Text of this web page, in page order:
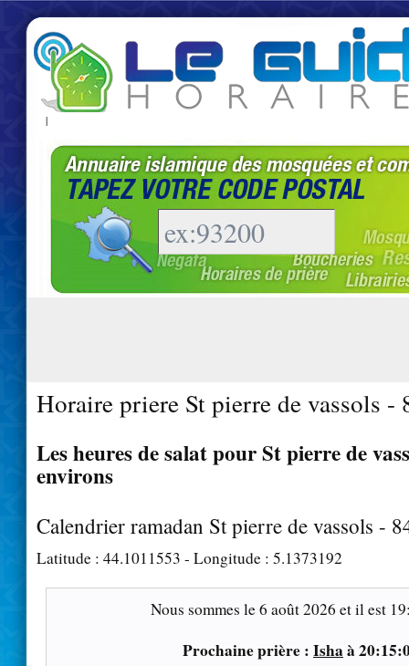
|
Horaire priere St pierre de vassols -
Les heures de salat pour St pierre de
environs
Calendrier ramadan St pierre de vassols -
Latitude : 44.1011553 - Longitude : 5.1373192
Nous sommes le6 août 2026 et il est
Prochaine prière : Isha à